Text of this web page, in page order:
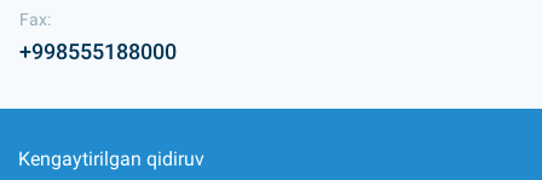
Fax:
+998555188000
Kengaytirilgan qidiruv